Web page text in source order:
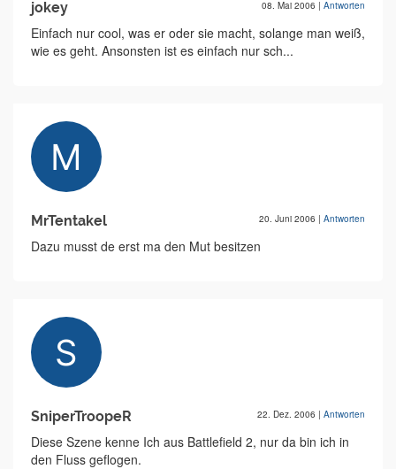
jokey 08. Mai 2006 | Antworten
Einfach nur cool, was er oder sie macht, solange man weiß,
wie es geht. Ansonsten ist es einfach nur sch...
MrTentakel 20. Juni 2006 | Antworten
Dazu musst de erst ma den Mut besitzen
SniperTroopeR 22. Dez. 2006 | Antworten
Diese Szene kenne Ich aus Battlefield 2, nur da bin ich in
den Fluss geflogen.